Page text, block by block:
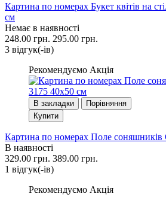
Картина по номерах Букет квітів на
см
Немає в наявності
248.00 грн. 295.00 грн.
3 вiдгук(-iв)
Рекомендуємо Акція
В закладки
Порівняння
Купити
Картина по номерах Поле соняшників
В наявності
329.00 грн. 389.00 грн.
1 вiдгук(-iв)
Рекомендуємо Акція